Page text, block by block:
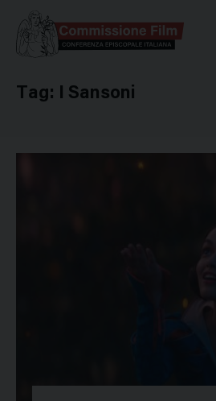
Tag: I Sansoni